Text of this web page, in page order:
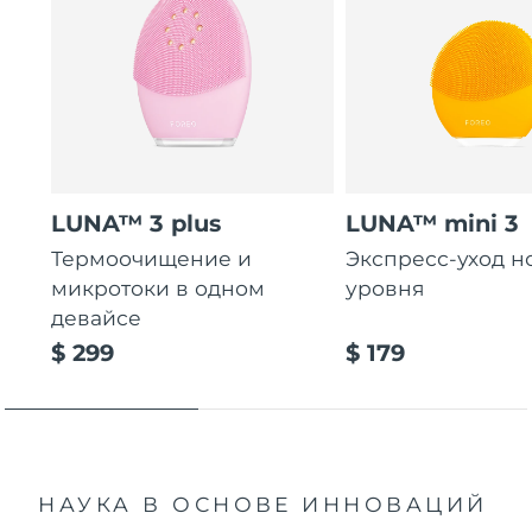
LUNA™ 3 plus
Термоочищение и
микротоки в одном
девайсе
$ 299
LUNA™ mini 3
Экспресс-уход
уровня
$ 179
НАУКА В ОСНОВЕ ИННОВАЦИЙ